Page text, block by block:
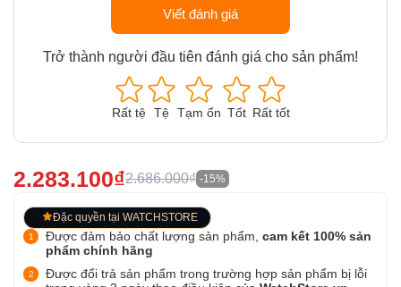
Viết đánh giá
Trở thành người đầu tiên đánh giá cho sản phẩm!
Rất tệ Tệ Tạm ổn Tốt Rất tốt
2.283.100₫2.686.000₫ -15%
Đặc quyền tại WATCHSTORE
Được đảm bảo chất lượng sản phẩm, cam kết 100% sản
phẩm chính hãng
Được đổi trả sản phẩm trong trường hợp sản phẩm bị lỗi